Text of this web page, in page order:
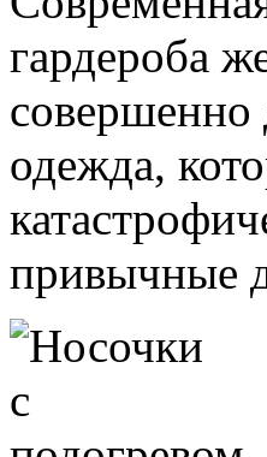
гардероба
одежда,
привычные